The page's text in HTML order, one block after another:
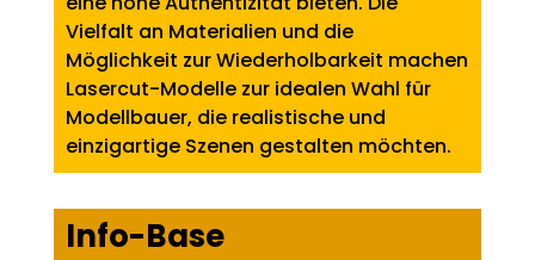
Vielfalt an Materialien und die
Möglichkeit zur Wiederholbarkeit machen
Lasercut-Modelle zur idealen Wahl für
Modellbauer, die realistische und
einzigartige Szenen gestalten möchten.
Info-Base